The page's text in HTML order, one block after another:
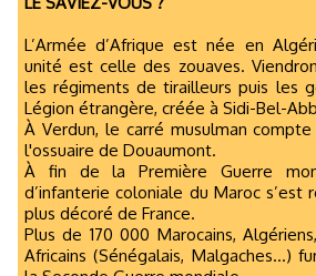
L’Armée d’Afrique est née en
unité est celle des zouaves.
les régiments de tirailleurs puis les
Légion étrangère, créée à Sidi-Bel-
À Verdun, le carré musulman
l'ossuaire de Douaumont.
À fin de la Première Guerre
d’infanterie coloniale du Maroc
plus décoré de France.
Plus de 170 000 Marocains,
Africains (Sénégalais, Malgaches…)